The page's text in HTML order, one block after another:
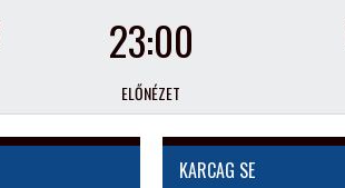
23:00
ELŐNÉZET
KARCAG SE